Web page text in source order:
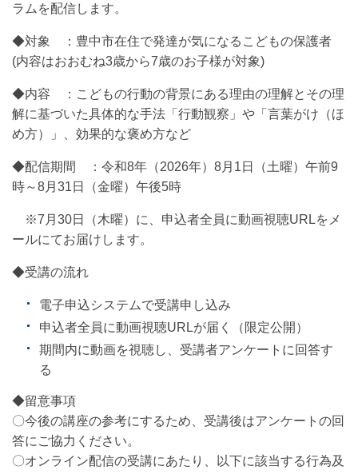
ラムを配信します。
◆対象 ：豊中市在住で発達が気になるこどもの保護者
(内容はおおむね3歳から7歳のお子様が対象)
◆内容 ：こどもの行動の背景にある理由の理解とその理
解に基づいた具体的な手法「行動観察」や「言葉がけ（ほ
め方）」、効果的な褒め方など
◆配信期間 ：令和8年（2026年）8月1日（土曜）午前9
時～8月31日（金曜）午後5時
※7月30日（木曜）に、申込者全員に動画視聴URLをメ
ールにてお届けします。
◆受講の流れ
電子申込システムで受講申し込み
申込者全員に動画視聴URLが届く（限定公開）
期間内に動画を視聴し、受講者アンケートに回答す
る
◆留意事項
〇今後の講座の参考にするため、受講後はアンケートの回
答にご協力ください。
〇オンライン配信の受講にあたり、以下に該当する行為及